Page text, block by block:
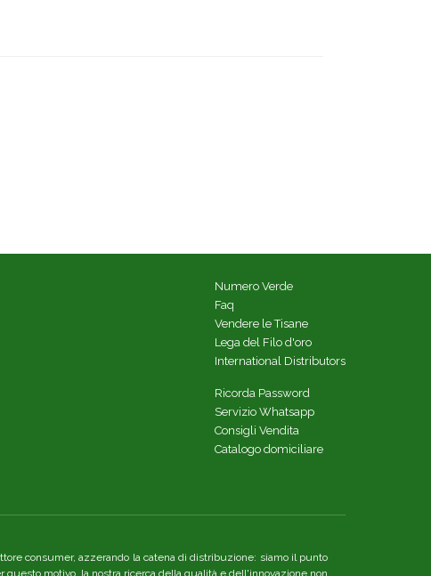
Numero Verde
Faq
Vendere le Tisane
Lega del Filo d'oro
International Distributors
Ricorda Password
Servizio Whatsapp
Consigli Vendita
Catalogo domiciliare
consumer, azzerando la catena di distribuzione: siamo il punto